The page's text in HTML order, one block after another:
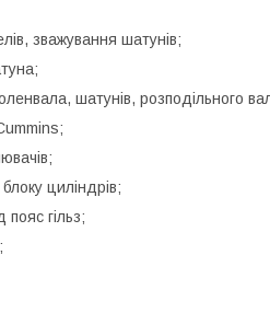
зважування шатунів;
шатунів, розподільного
циліндрів;
пояс гільз;